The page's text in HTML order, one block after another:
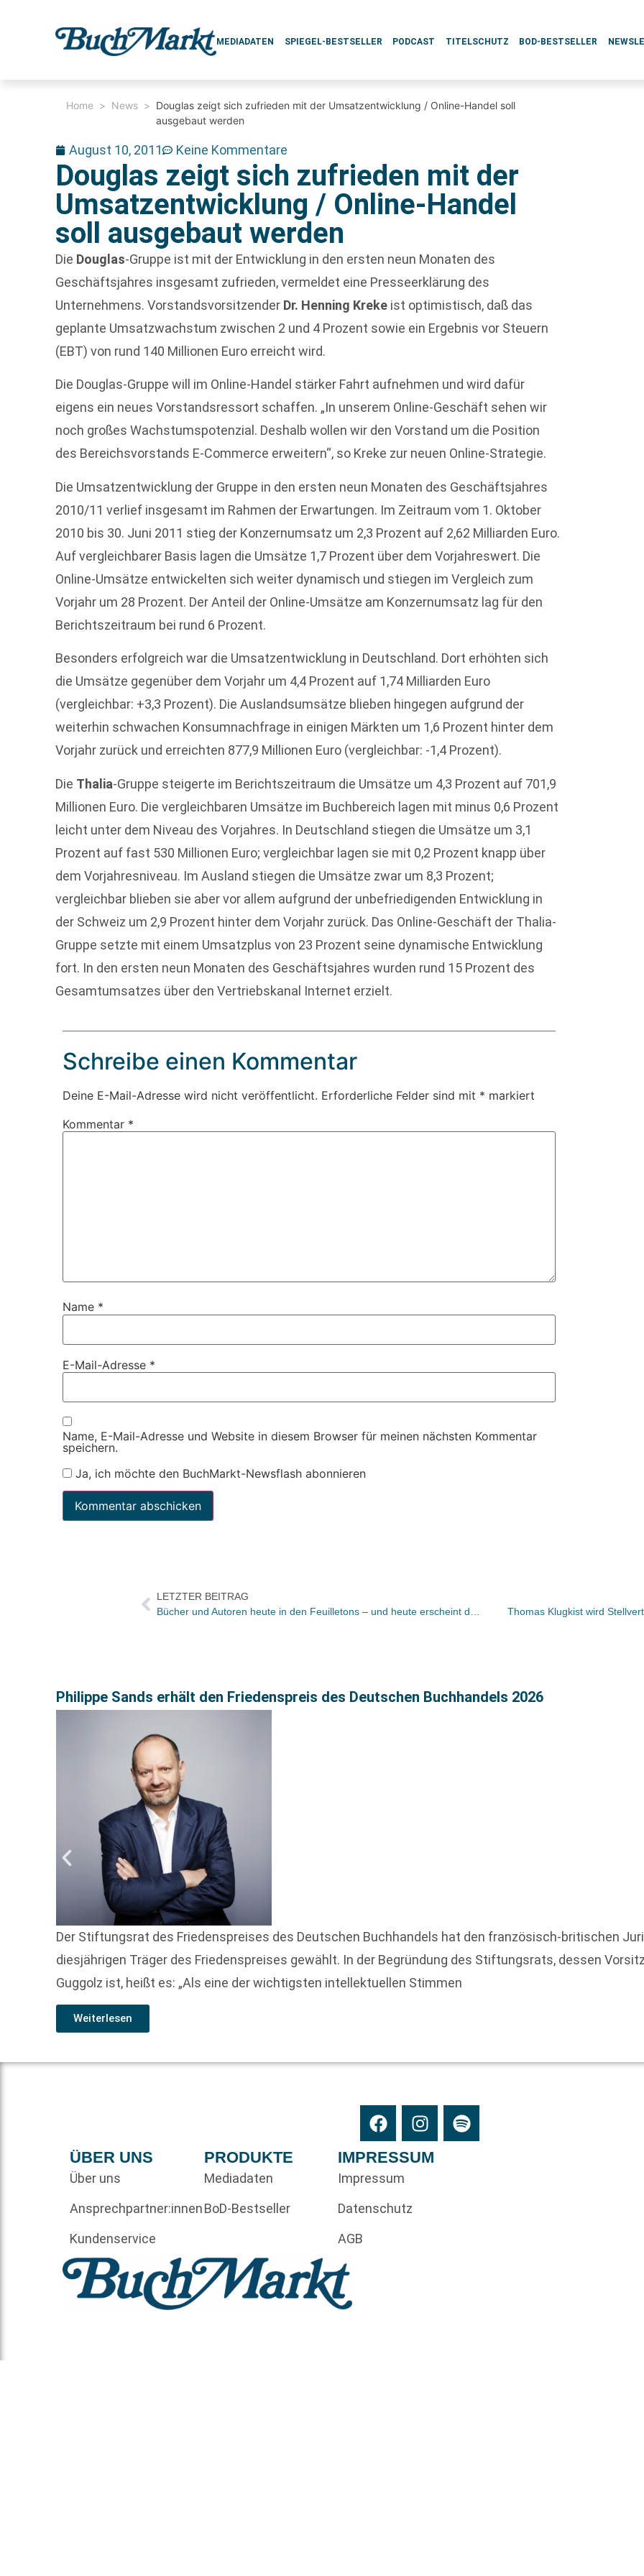
MEDIADATEN SPIEGEL-BESTSELLER PODCAST TITELSCHUTZ BOD-BESTSELLER
Home > News > Douglas zeigt sich zufrieden mit der Umsatzentwicklung / Online-Handel soll
ausgebaut werden
August 10, 2011 Keine Kommentare
Douglas zeigt sich zufrieden mit der
Umsatzentwicklung / Online-Handel
soll ausgebaut werden
Die Douglas-Gruppe ist mit der Entwicklung in den ersten neun Monaten des
Geschäftsjahres insgesamt zufrieden, vermeldet eine Presseerklärung des
Unternehmens. Vorstandsvorsitzender Dr. Henning Kreke ist optimistisch, daß das
geplante Umsatzwachstum zwischen 2 und 4 Prozent sowie ein Ergebnis vor Steuern
(EBT) von rund 140 Millionen Euro erreicht wird.
Die Douglas-Gruppe will im Online-Handel stärker Fahrt aufnehmen und wird dafür
eigens ein neues Vorstandsressort schaffen. „In unserem Online-Geschäft sehen wir
noch großes Wachstumspotenzial. Deshalb wollen wir den Vorstand um die Position
des Bereichsvorstands E-Commerce erweitern“, so Kreke zur neuen Online-Strategie.
Die Umsatzentwicklung der Gruppe in den ersten neun Monaten des Geschäftsjahres
2010/11 verlief insgesamt im Rahmen der Erwartungen. Im Zeitraum vom 1. Oktober
2010 bis 30. Juni 2011 stieg der Konzernumsatz um 2,3 Prozent auf 2,62 Milliarden Euro.
Auf vergleichbarer Basis lagen die Umsätze 1,7 Prozent über dem Vorjahreswert. Die
Online-Umsätze entwickelten sich weiter dynamisch und stiegen im Vergleich zum
Vorjahr um 28 Prozent. Der Anteil der Online-Umsätze am Konzernumsatz lag für den
Berichtszeitraum bei rund 6 Prozent.
Besonders erfolgreich war die Umsatzentwicklung in Deutschland. Dort erhöhten sich
die Umsätze gegenüber dem Vorjahr um 4,4 Prozent auf 1,74 Milliarden Euro
(vergleichbar: +3,3 Prozent). Die Auslandsumsätze blieben hingegen aufgrund der
weiterhin schwachen Konsumnachfrage in einigen Märkten um 1,6 Prozent hinter dem
Vorjahr zurück und erreichten 877,9 Millionen Euro (vergleichbar: -1,4 Prozent).
Die Thalia-Gruppe steigerte im Berichtszeitraum die Umsätze um 4,3 Prozent auf 701,9
Millionen Euro. Die vergleichbaren Umsätze im Buchbereich lagen mit minus 0,6 Prozent
leicht unter dem Niveau des Vorjahres. In Deutschland stiegen die Umsätze um 3,1
Prozent auf fast 530 Millionen Euro; vergleichbar lagen sie mit 0,2 Prozent knapp über
dem Vorjahresniveau. Im Ausland stiegen die Umsätze zwar um 8,3 Prozent;
vergleichbar blieben sie aber vor allem aufgrund der unbefriedigenden Entwicklung in
der Schweiz um 2,9 Prozent hinter dem Vorjahr zurück. Das Online-Geschäft der Thalia-
Gruppe setzte mit einem Umsatzplus von 23 Prozent seine dynamische Entwicklung
fort. In den ersten neun Monaten des Geschäftsjahres wurden rund 15 Prozent des
Gesamtumsatzes über den Vertriebskanal Internet erzielt.
Schreibe einen Kommentar
Deine E-Mail-Adresse wird nicht veröffentlicht. Erforderliche Felder sind mit * markiert
Kommentar *
Name *
E-Mail-Adresse *
Name, E-Mail-Adresse und Website in diesem Browser für meinen nächsten Kommentar
speichern.
Ja, ich möchte den BuchMarkt-Newsflash abonnieren
LETZTER BEITRAG
Thomas Klugkist wird
Philippe Sands erhält den Friedenspreis des Deutschen Buchhandels 2026
Der Stiftungsrat des Friedenspreises des Deutschen Buchhandels hat den französisch-britischen
diesjährigen Träger des Friedenspreises gewählt. In der Begründung des Stiftungsrats, dessen
Guggolz ist, heißt es: „Als eine der wichtigsten intellektuellen Stimmen
Weiterlesen
ÜBER UNS
Über uns
Ansprechpartner:innen
Kundenservice
PRODUKTE
Mediadaten
BoD-Bestseller
IMPRESSUM
Impressum
Datenschutz
AGB